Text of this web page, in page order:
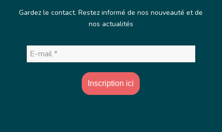
Gardez le contact. Restez informé de nos nouveauté et de
nos actualités
*